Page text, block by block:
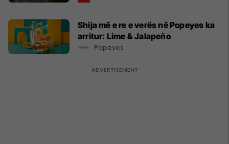
Shija më e re e verës në Popeyes ka
arritur: Lime & Jalapeño
Popeyes